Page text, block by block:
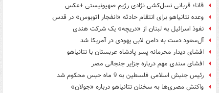
قانا؛ قربانی نسل‌کشی نژادی رژیم صهیونیستی +عکس
وعده نتانیاهو برای انتقام حادثه «انفجار اتوبوس» در قدس
نفوذ اسرائیل به لبنان از «دریچه» یک شرکت هندی
آل‌سعود دست به دامن لابی یهودی در آمریکا شد
افشای دیدار محرمانه پسر پادشاه عربستان با نتانیاهو
افشای سندی مهم درباره جزایر جنجالی مصر
رئیس جنبش اسلامی فلسطین به 9 ماه حبس محکوم شد
واکنش مصری‌ها به سخنان نتانیاهو درباره «جولان»